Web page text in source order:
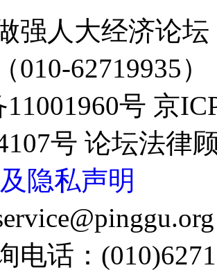
强人大经济论
010-62719935）
11001960号 京
号 论坛法律
隐私声明
电话：